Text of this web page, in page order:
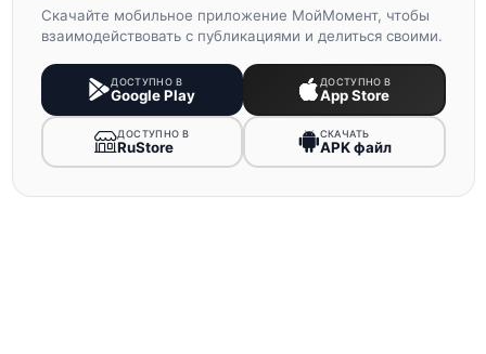
Скачайте мобильное приложение МойМомент, чтобы
взаимодействовать с публикациями и делиться своими.
ДОСТУПНО В
Google Play
ДОСТУПНО В
App Store
ДОСТУПНО В
RuStore
СКАЧАТЬ
APK файл